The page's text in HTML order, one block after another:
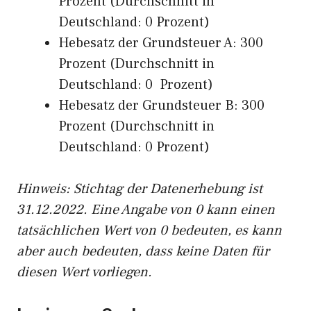
Deutschland: 0 Prozent)
Hebesatz der Grundsteuer A: 300
Prozent (Durchschnitt in
Deutschland: 0 Prozent)
Hebesatz der Grundsteuer B: 300
Prozent (Durchschnitt in
Deutschland: 0 Prozent)
Hinweis: Stichtag der Datenerhebung ist
31.12.2022. Eine Angabe von 0 kann einen
tatsächlichen Wert von 0 bedeuten, es kann
aber auch bedeuten, dass keine Daten für
diesen Wert vorliegen.